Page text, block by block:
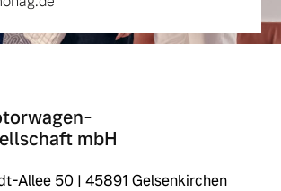
mbH
Allee 50 | 45891 Gelsenkirchen